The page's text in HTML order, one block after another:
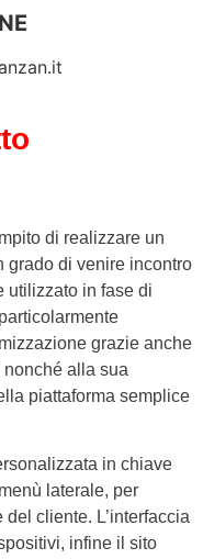
di realizzare un
grado di venire incontro
utilizzato in fase di
grazie anche
alla sua
piattaforma semplice
in chiave
laterale, per
cliente. L’interfaccia
infine il sito